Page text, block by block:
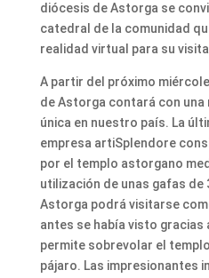
diócesis de Astorga se
catedral de la comunidad
realidad virtual para su
A partir del próximo
de Astorga contará con una
única en nuestro país. La
empresa artiSplendore
por el templo astorgano
utilización de unas gafas de
Astorga podrá visitarse
antes se había visto gracias
permite sobrevolar el
pájaro. Las impresionantes